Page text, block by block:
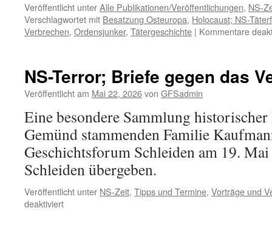
Veröffentlicht unterAlle Publikationen/Veröffentlichungen, NS-
Verschlagwortet mit Besatzung Osteuropa, Holocaust; NS-
Verbrechen, Ordensjunker, Tätergeschichte | Kommentare
NS-Terror; Briefe gegen das
Veröffentlicht am Mai 22, 2026von GFSadmin
Eine besondere Sammlung
Gemünd stammenden Familie
Geschichtsforum Schleiden am 19.
Schleiden übergeben.
Veröffentlicht unter NS-Zeit, Tipps und Termine, Vorträge und
deaktiviertfür